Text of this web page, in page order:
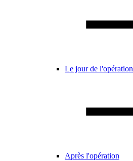
Le jour de l'opération
Après l'opération